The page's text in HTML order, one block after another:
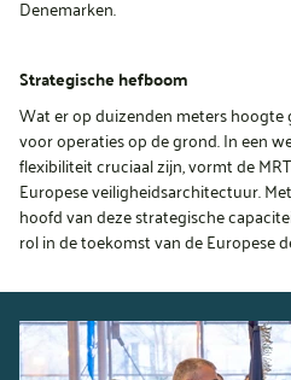
Denemarken.
Strategische hefboom
Wat er op duizenden meters
voor operaties op de grond. In een
flexibiliteit cruciaal zijn, vormt de
Europese veiligheidsarchitectuur.
hoofd van deze strategische
rol in de toekomst van de Europese